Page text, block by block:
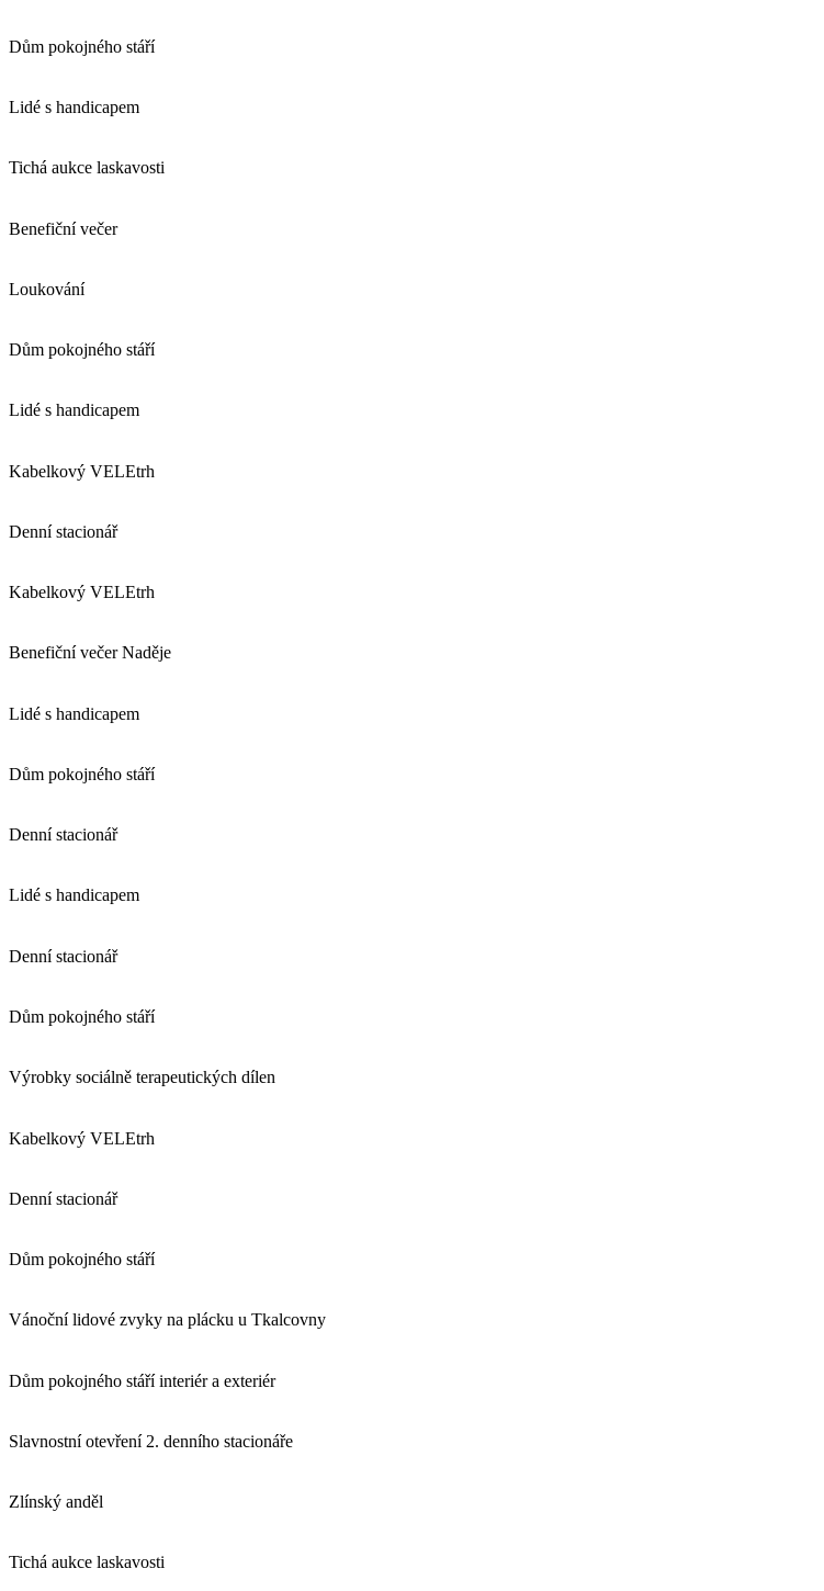
Dům pokojného stáří
Lidé s handicapem
Tichá aukce laskavosti
Benefiční večer
Loukování
Dům pokojného stáří
Lidé s handicapem
Kabelkový VELEtrh
Denní stacionář
Kabelkový VELEtrh
Benefiční večer Naděje
Lidé s handicapem
Dům pokojného stáří
Denní stacionář
Lidé s handicapem
Denní stacionář
Dům pokojného stáří
Výrobky sociálně terapeutických dílen
Kabelkový VELEtrh
Denní stacionář
Dům pokojného stáří
Vánoční lidové zvyky na plácku u Tkalcovny
Dům pokojného stáří interiér a exteriér
Slavnostní otevření 2. denního stacionáře
Zlínský anděl
Tichá aukce laskavosti